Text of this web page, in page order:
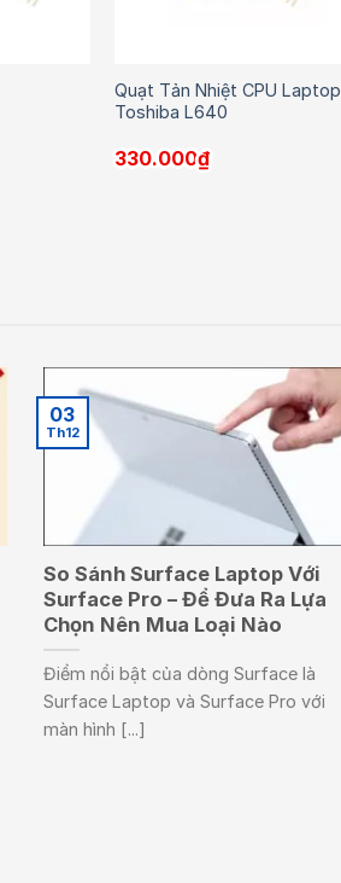
Quạt Tản Nhiệt CPU Laptop
Toshiba L640
330.000₫
So Sánh Surface Laptop Với
Surface Pro – Để Đưa Ra Lựa
Chọn Nên Mua Loại Nào
Điểm nổi bật của dòng Surface là
Surface Laptop và Surface Pro với
màn hình [...]
03
Th12